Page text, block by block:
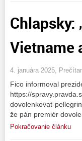
Chlapsky:
Vietname
4. januára 2025,
Fico informoval
https://
dovolenkovat-
že pán premiér
Pokračovanie článku